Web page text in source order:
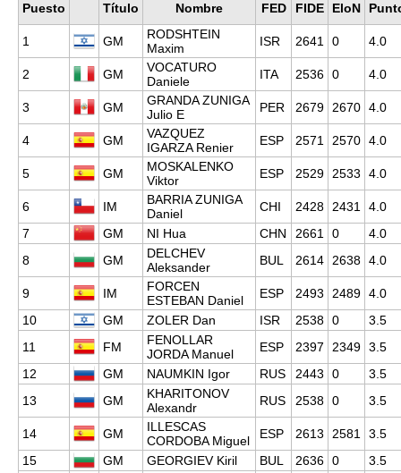
Puesto Título Nombre FED FIDE EloN
1 GM
RODSHTEIN
Maxim
ISR 2641 0 4.0
2 GM
VOCATURO
Daniele
ITA 2536 0 4.0
3 GM
GRANDA ZUNIGA
Julio E
PER 2679 2670 4.0
4 GM
VAZQUEZ
IGARZA Renier
ESP 2571 2570 4.0
5 GM
MOSKALENKO
Viktor
ESP 2529 2533 4.0
6 IM
BARRIA ZUNIGA
Daniel
CHI 2428 2431
4.0
7
GM NI Hua CHN 2661 0
4.0
8
GM
DELCHEV
Aleksander
BUL 2614 2638 4.0
9 IM
FORCEN
ESTEBAN Daniel
ESP 2493 2489 4.0
10
GM ZOLER Dan ISR 2538 0
3.5
11
FM
FENOLLAR
JORDA Manuel
ESP 2397 2349 3.5
12
GM NAUMKIN Igor RUS 2443 0
3.5
13
GM
KHARITONOV
Alexandr
RUS 2538 0 3.5
14 GM
ILLESCAS
CORDOBA Miguel
ESP 2613 2581
3.5
15
GM GEORGIEV Kiril BUL 2636 0
3.5